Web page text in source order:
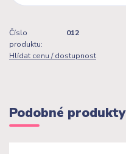
Číslo
produktu:
012
Hlídat cenu / dostupnost
Podobné produkty